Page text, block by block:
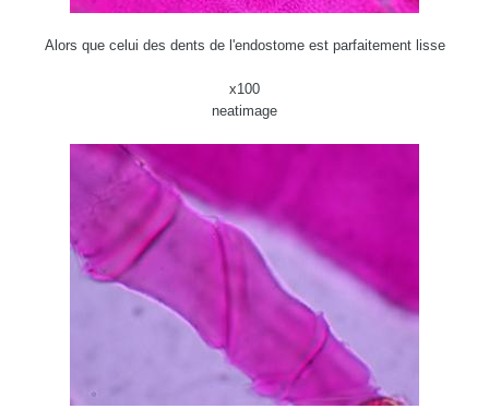
Alors que celui des dents de l'endostome est parfaitement lisse
x100
neatimage